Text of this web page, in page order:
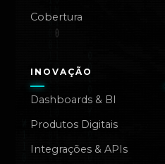
Cobertura
INOVAÇÃO
Dashboards & BI
Produtos Digitais
Integrações & APIs